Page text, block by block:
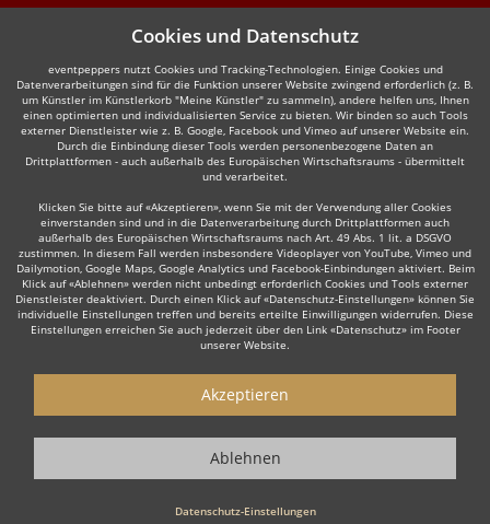
Cookies und Datenschutz
eventpeppers nutzt Cookies und Tracking-Technologien. Einige Cookies und
Datenverarbeitungen sind für die Funktion unserer Website zwingend erforderlich (z. B.
um Künstler im Künstlerkorb "Meine Künstler" zu sammeln), andere helfen uns, Ihnen
einen optimierten und individualisierten Service zu bieten. Wir binden so auch Tools
externer Dienstleister wie z. B. Google, Facebook und Vimeo auf unserer Website ein.
Durch die Einbindung dieser Tools werden personenbezogene Daten an
Drittplattformen - auch außerhalb des Europäischen Wirtschaftsraums - übermittelt
und verarbeitet.
Klicken Sie bitte auf «Akzeptieren», wenn Sie mit der Verwendung aller Cookies
einverstanden sind und in die Datenverarbeitung durch Drittplattformen auch
außerhalb des Europäischen Wirtschaftsraums nach Art. 49 Abs. 1 lit. a DSGVO
zustimmen. In diesem Fall werden insbesondere Videoplayer von YouTube, Vimeo und
Dailymotion, Google Maps, Google Analytics und Facebook-Einbindungen aktiviert. Beim
Klick auf «Ablehnen» werden nicht unbedingt erforderlich Cookies und Tools externer
Dienstleister deaktiviert. Durch einen Klick auf «Datenschutz-Einstellungen» können Sie
individuelle Einstellungen treffen und bereits erteilte Einwilligungen widerrufen. Diese
Einstellungen erreichen Sie auch jederzeit über den Link «Datenschutz» im Footer
unserer Website.
Datenschutz-Einstellungen
Akzeptieren
Ablehnen